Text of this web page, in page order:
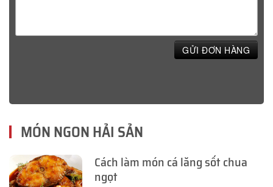
GỬI ĐƠN HÀNG
MÓN NGON HẢI SẢN
Cách làm món cá lăng sốt chua
ngọt